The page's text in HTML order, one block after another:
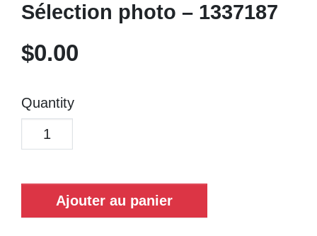
Sélection photo – 1337187
$0.00
Quantity
Ajouter au panier